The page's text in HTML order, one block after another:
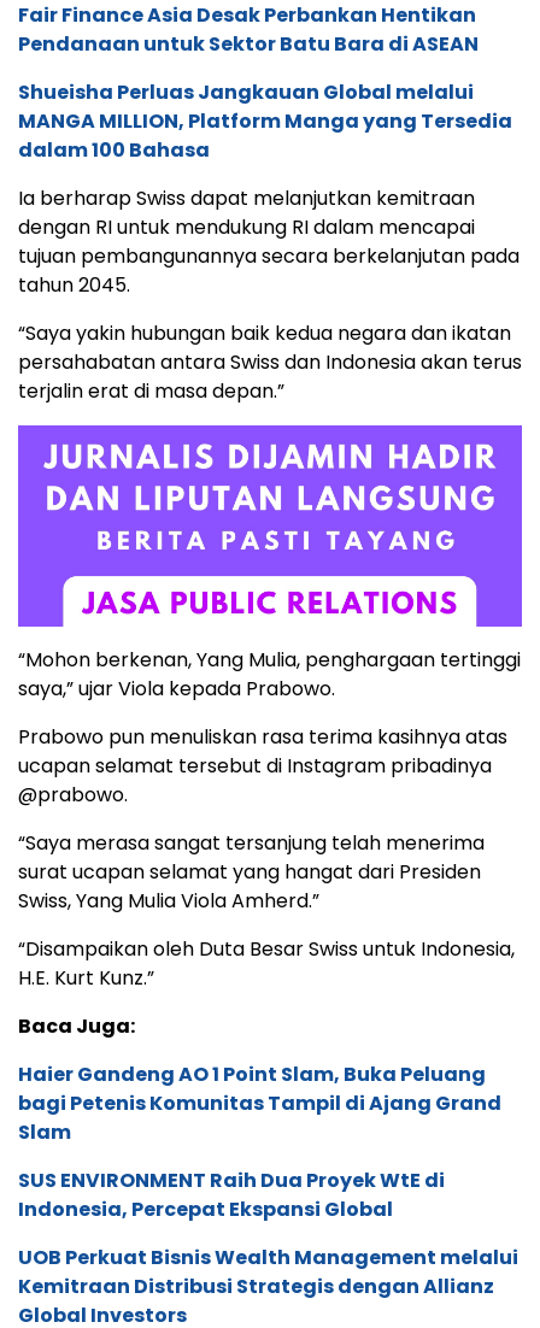
Fair Finance Asia Desak Perbankan Hentikan
Pendanaan untuk Sektor Batu Bara di ASEAN
Shueisha Perluas Jangkauan Global melalui
MANGA MILLION, Platform Manga yang Tersedia
dalam 100 Bahasa
Ia berharap Swiss dapat melanjutkan kemitraan
dengan RI untuk mendukung RI dalam mencapai
tujuan pembangunannya secara berkelanjutan pada
tahun 2045.
“Saya yakin hubungan baik kedua negara dan ikatan
persahabatan antara Swiss dan Indonesia akan terus
terjalin erat di masa depan.”
“Mohon berkenan, Yang Mulia, penghargaan tertinggi
saya,” ujar Viola kepada Prabowo.
Prabowo pun menuliskan rasa terima kasihnya atas
ucapan selamat tersebut di Instagram pribadinya
@prabowo.
“Saya merasa sangat tersanjung telah menerima
surat ucapan selamat yang hangat dari Presiden
Swiss, Yang Mulia Viola Amherd.”
“Disampaikan oleh Duta Besar Swiss untuk Indonesia,
H.E. Kurt Kunz.”
Baca Juga:
Haier Gandeng AO 1 Point Slam, Buka Peluang
bagi Petenis Komunitas Tampil di Ajang Grand
Slam
SUS ENVIRONMENT Raih Dua Proyek WtE di
Indonesia, Percepat Ekspansi Global
UOB Perkuat Bisnis Wealth Management melalui
Kemitraan Distribusi Strategis dengan Allianz
Global Investors